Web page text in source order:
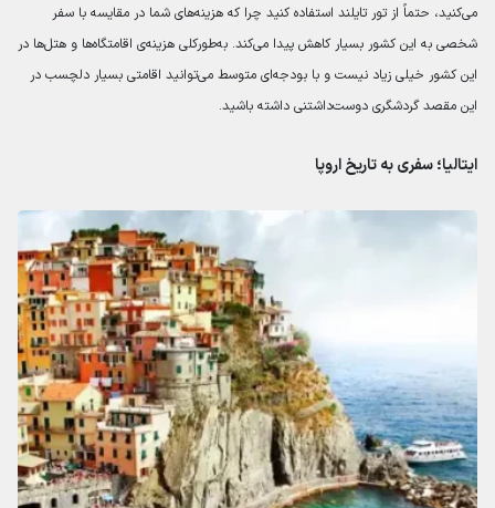
می‌کنید، حتماً از تور تایلند استفاده کنید چرا که هزینه‌های شما در مقایسه با سفر
شخصی به این کشور بسیار کاهش پیدا می‌کند. به‌طورکلی هزینه‌ی اقامتگاه‌ها و هتل‌ها در
این کشور خیلی زیاد نیست و با بودجه‌ای متوسط می‌توانید اقامتی بسیار دلچسب در
این مقصد گردشگری دوست‌داشتنی داشته باشید.
ایتالیا؛ سفری به تاریخ اروپا